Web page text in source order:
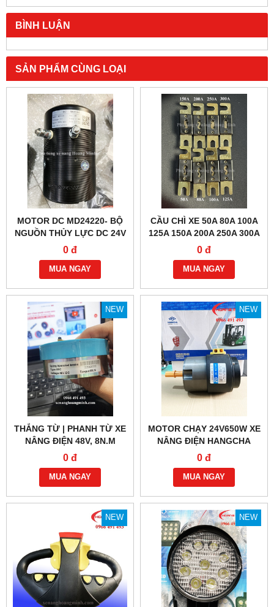
BÌNH LUẬN
SẢN PHẨM CÙNG LOẠI
MOTOR DC MD24220- BỘ
NGUỒN THỦY LỰC DC 24V
2.2KW
0 đ
MUA NGAY
CẦU CHÌ XE 50A 80A 100A
125A 150A 200A 250A 300A
0 đ
MUA NGAY
NEW
THẮNG TỪ | PHANH TỪ XE
NÂNG ĐIỆN 48V, 8N.M
0 đ
MUA NGAY
NEW
MOTOR CHẠY 24V650W XE
NÂNG ĐIỆN HANGCHA
0 đ
MUA NGAY
NEW NEW